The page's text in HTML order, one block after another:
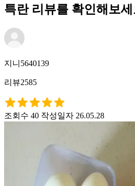
특란 리뷰를 확인해보세
지니5640139
리뷰2585
조회수 40 작성일자 26.05.28